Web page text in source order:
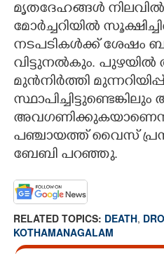
മൃതദേഹങ്ങൾ
മോർച്ചറിയിൽ
നടപടികൾക്ക് ശേഷം
വിട്ടുനൽകും. പുഴയിൽ
മുൻനിർത്തി
പഞ്ചായത്ത് വൈസ്
ബേബി പറഞ്ഞു.
RELATED TOPICS: DEATH,
KOTHAMANAGALAM